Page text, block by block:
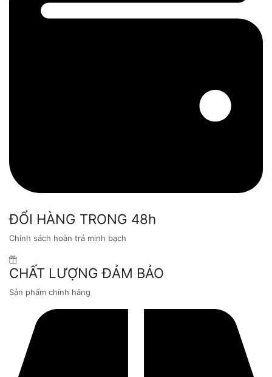
ĐỔI HÀNG TRONG 48h
Chính sách hoàn trả minh bạch
CHẤT LƯỢNG ĐẢM BẢO
Sản phẩm chính hãng